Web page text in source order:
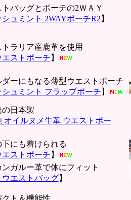
トバッグとポーチの2ＷＡＹ
ュミント 2WAYポーチR2 】
トラリア産鹿革を使用
エストポーチ 】
ダーにもなる薄型ウエストポーチ
シュミント フラップポーチ 】
の日本製
オイルヌメ牛革 ウエストポー
下にも着けられる
エストポーチ 】
ンガルー革で体にフィット
ウエストバッグ】
クト＆機能性